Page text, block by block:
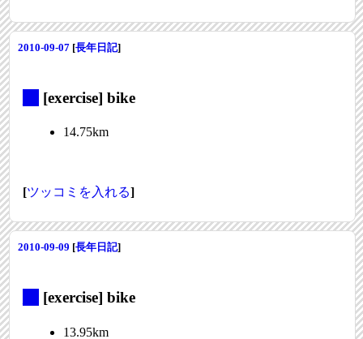
2010-09-07 [長年日記]
[exercise] bike
14.75km
[ツッコミを入れる]
2010-09-09 [長年日記]
[exercise] bike
13.95km